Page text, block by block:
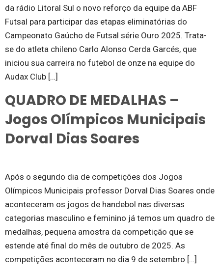
da rádio Litoral Sul o novo reforço da equipe da ABF
Futsal para participar das etapas eliminatórias do
Campeonato Gaúcho de Futsal série Ouro 2025. Trata-
se do atleta chileno Carlo Alonso Cerda Garcés, que
iniciou sua carreira no futebol de onze na equipe do
Audax Club […]
QUADRO DE MEDALHAS –
Jogos Olímpicos Municipais
Dorval Dias Soares
Após o segundo dia de competições dos Jogos
Olímpicos Municipais professor Dorval Dias Soares onde
aconteceram os jogos de handebol nas diversas
categorias masculino e feminino já temos um quadro de
medalhas, pequena amostra da competição que se
estende até final do mês de outubro de 2025. As
competições aconteceram no dia 9 de setembro […]